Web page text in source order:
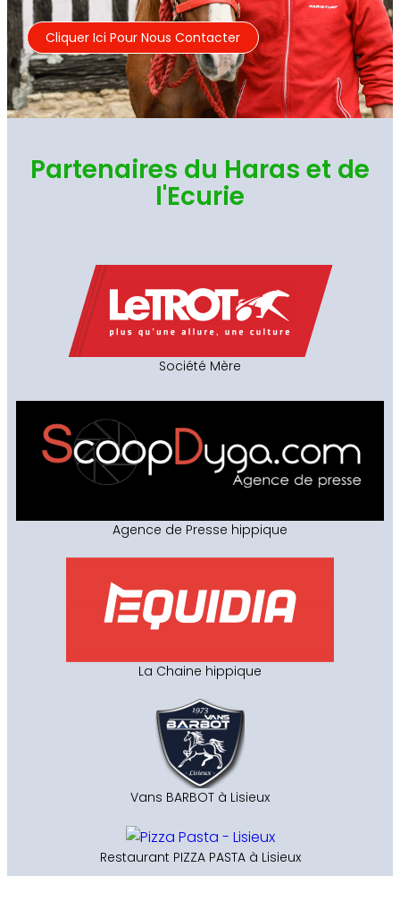
Cliquer Ici Pour Nous Contacter
Partenaires du Haras et de
l'Ecurie
Société Mère
Agence de Presse hippique
La Chaine hippique
Vans BARBOT à Lisieux
Restaurant PIZZA PASTA à Lisieux